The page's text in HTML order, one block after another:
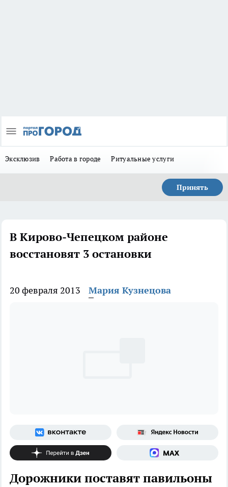
Эксклюзив Работа в городе Ритуальные услуги
Принять
В Кирово-Чепецком районе
восстановят 3 остановки
20 февраля 2013 Мария Кузнецова
Дорожники поставят павильоны